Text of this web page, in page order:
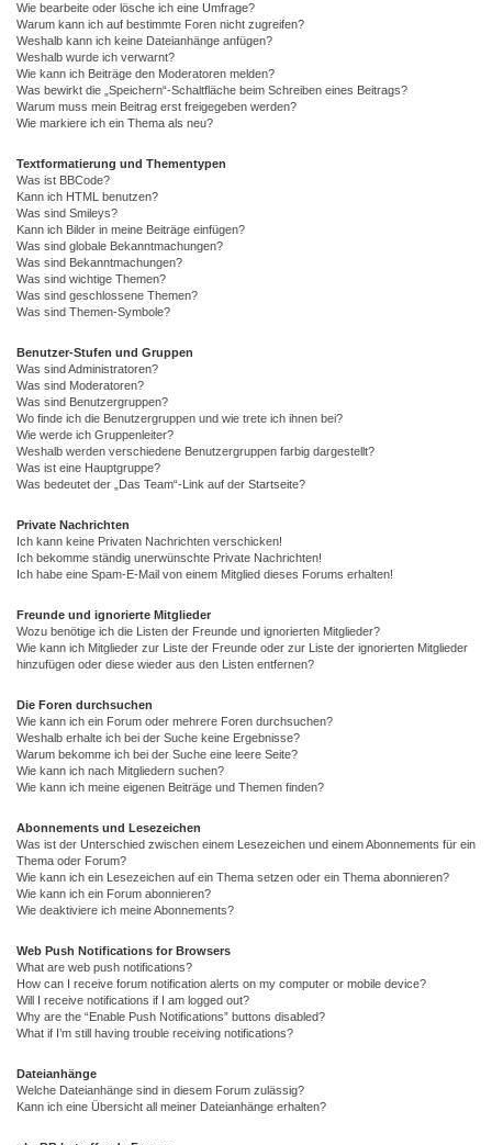
Wie bearbeite oder lösche ich eine Umfrage?
Warum kann ich auf bestimmte Foren nicht zugreifen?
Weshalb kann ich keine Dateianhänge anfügen?
Weshalb wurde ich verwarnt?
Wie kann ich Beiträge den Moderatoren melden?
Was bewirkt die „Speichern“-Schaltfläche beim Schreiben eines Beitrags?
Warum muss mein Beitrag erst freigegeben werden?
Wie markiere ich ein Thema als neu?
Textformatierung und Thementypen
Was ist BBCode?
Kann ich HTML benutzen?
Was sind Smileys?
Kann ich Bilder in meine Beiträge einfügen?
Was sind globale Bekanntmachungen?
Was sind Bekanntmachungen?
Was sind wichtige Themen?
Was sind geschlossene Themen?
Was sind Themen-Symbole?
Benutzer-Stufen und Gruppen
Was sind Administratoren?
Was sind Moderatoren?
Was sind Benutzergruppen?
Wo finde ich die Benutzergruppen und wie trete ich ihnen bei?
Wie werde ich Gruppenleiter?
Weshalb werden verschiedene Benutzergruppen farbig dargestellt?
Was ist eine Hauptgruppe?
Was bedeutet der „Das Team“-Link auf der Startseite?
Private Nachrichten
Ich kann keine Privaten Nachrichten verschicken!
Ich bekomme ständig unerwünschte Private Nachrichten!
Ich habe eine Spam-E-Mail von einem Mitglied dieses Forums erhalten!
Freunde und ignorierte Mitglieder
Wozu benötige ich die Listen der Freunde und ignorierten Mitglieder?
Wie kann ich Mitglieder zur Liste der Freunde oder zur Liste der ignorierten Mitglieder
hinzufügen oder diese wieder aus den Listen entfernen?
Die Foren durchsuchen
Wie kann ich ein Forum oder mehrere Foren durchsuchen?
Weshalb erhalte ich bei der Suche keine Ergebnisse?
Warum bekomme ich bei der Suche eine leere Seite?
Wie kann ich nach Mitgliedern suchen?
Wie kann ich meine eigenen Beiträge und Themen finden?
Abonnements und Lesezeichen
Was ist der Unterschied zwischen einem Lesezeichen und einem Abonnements für ein
Thema oder Forum?
Wie kann ich ein Lesezeichen auf ein Thema setzen oder ein Thema abonnieren?
Wie kann ich ein Forum abonnieren?
Wie deaktiviere ich meine Abonnements?
Web Push Notifications for Browsers
What are web push notifications?
How can I receive forum notification alerts on my computer or mobile device?
Will I receive notifications if I am logged out?
Why are the “Enable Push Notifications” buttons disabled?
What if I’m still having trouble receiving notifications?
Dateianhänge
Welche Dateianhänge sind in diesem Forum zulässig?
Kann ich eine Übersicht all meiner Dateianhänge erhalten?